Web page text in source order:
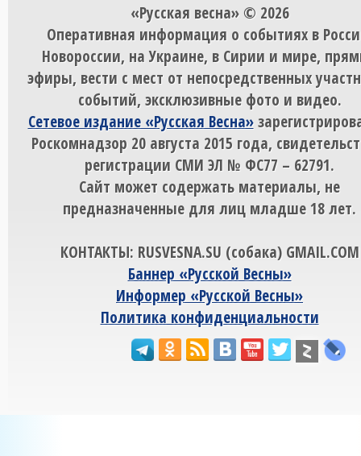
«Русская весна» © 2026
Оперативная информация о событиях в
Новороссии, на Украине, в Сирии и мире,
эфиры, вести с мест от непосредственных
событий, эксклюзивные фото и видео.
Сетевое издание «Русская Весна»
Роскомнадзор 20 августа 2015 года,
регистрации СМИ ЭЛ № ФС77 – 62791.
Сайт может содержать материалы, не
предназначенные для лиц младше 18 лет.
КОНТАКТЫ: RUSVESNA.SU (собака) GMAIL.COM
Баннер «Русской Весны»
Информер «Русской Весны»
Политика конфиденциальности